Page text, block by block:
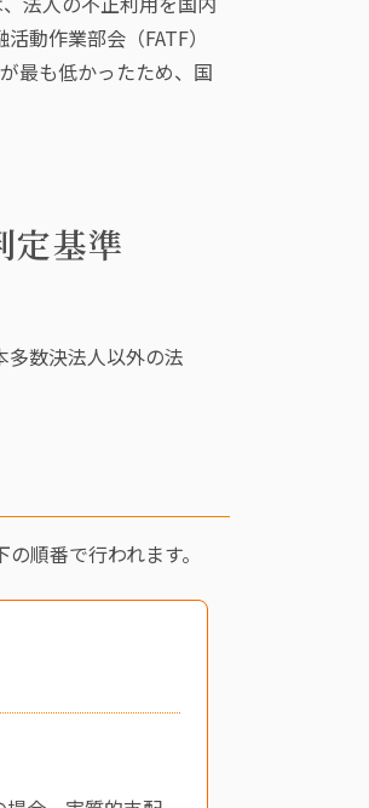
動作業部会（FATF）
最も低かったため、国
定基準
多数決法人以外の法
順番で行われます。